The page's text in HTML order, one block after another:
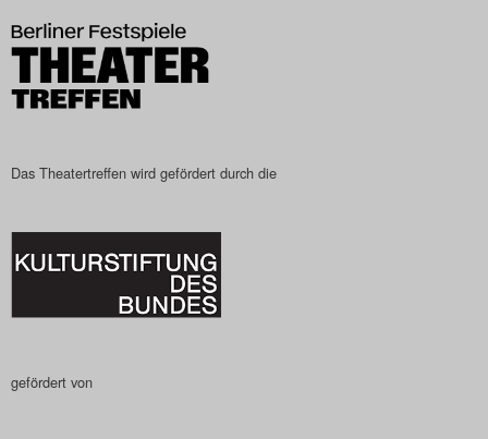
Das Theatertreffen wird gefördert durch die
gefördert von